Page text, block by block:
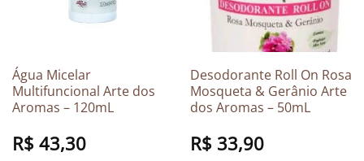
Água Micelar
Multifuncional Arte dos
Aromas – 120mL
R$43,30
Desodorante Roll On Rosa
Mosqueta & Gerânio Arte
dos Aromas – 50mL
R$33,90